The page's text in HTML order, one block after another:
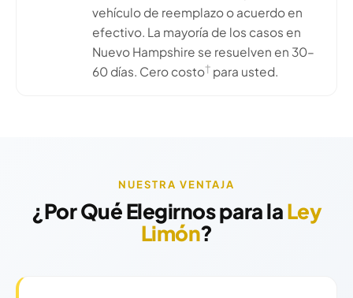
vehículo de reemplazo o acuerdo en
efectivo. La mayoría de los casos en
Nuevo Hampshire se resuelven en 30–
60 días. Cero costo† para usted.
NUESTRA VENTAJA
¿Por Qué Elegirnos para laLey
Limón?